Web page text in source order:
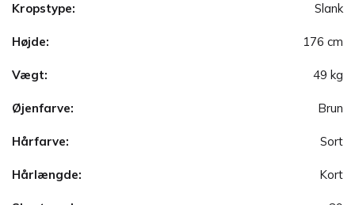
Kropstype: Slank
Højde: 176 cm
Vægt: 49 kg
Øjenfarve: Brun
Hårfarve: Sort
Hårlængde: Kort